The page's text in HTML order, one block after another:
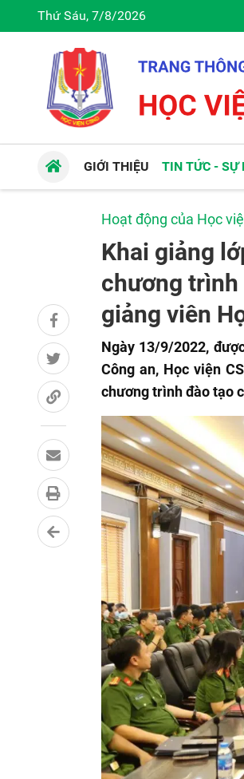
Thứ Sáu, 7/8/2026
GIỚI THIỆU TIN TỨC - SỰ
Hoạt động của Học
Khai giảng
chương trình
giảng viên
Ngày 13/9/2022,
Công an, Học viện
chương trình đào tạo